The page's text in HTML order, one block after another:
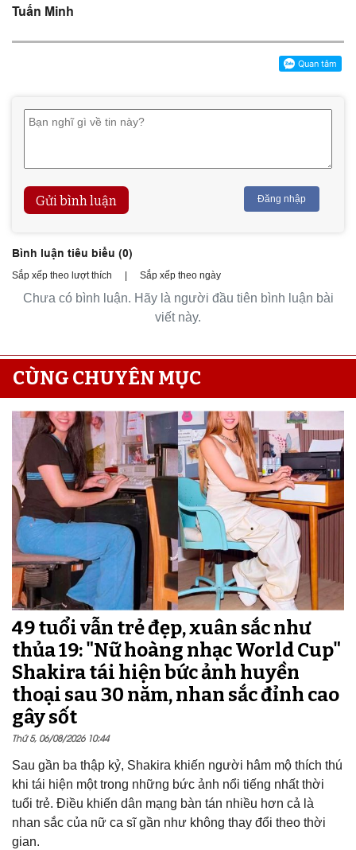
Tuấn Minh
Gửi bình luận Đăng nhập
Bình luận tiêu biểu (0)
Sắp xếp theo lượt thích Sắp xếp theo ngày
Chưa có bình luận. Hãy là người đầu tiên bình luận bài
viết này.
CÙNG CHUYÊN MỤC
49 tuổi vẫn trẻ đẹp, xuân sắc như
thủa 19: "Nữ hoàng nhạc World Cup"
Shakira tái hiện bức ảnh huyền
thoại sau 30 năm, nhan sắc đỉnh cao
gây sốt
Thứ 5, 06/08/2026 10:44
Sau gần ba thập kỷ, Shakira khiến người hâm mộ thích thú
khi tái hiện một trong những bức ảnh nổi tiếng nhất thời
tuổi trẻ. Điều khiến dân mạng bàn tán nhiều hơn cả là
nhan sắc của nữ ca sĩ gần như không thay đổi theo thời
gian.